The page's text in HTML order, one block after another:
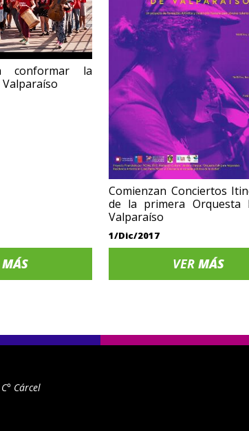
conformar la
MÁS
Comienzan Conciertos
de la primera Orquesta
Valparaíso
1/Dic/2017
VER MÁS
Cárcel